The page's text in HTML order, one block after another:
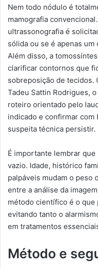
Nem todo nódulo é
mamografia
ultrassonografia é
sólida ou se é apenas
Além disso, a
clarificar contornos que
sobreposição de
Tadeu Sattin Rodrigues,
roteiro orientado pelo
indicado e confirmar com
suspeita técnica persistir.
É importante lembrar
vazio. Idade, histórico
palpáveis mudam o peso
entre a análise da
método científico é o
evitando tanto o
em tratamentos
Método e